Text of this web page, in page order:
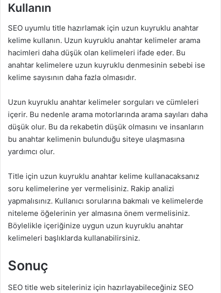
Kullanın
SEO uyumlu title hazırlamak için uzun kuyruklu anahtar
kelime kullanın. Uzun kuyruklu anahtar kelimeler arama
hacimleri daha düşük olan kelimeleri ifade eder. Bu
anahtar kelimelere uzun kuyruklu denmesinin sebebi ise
kelime sayısının daha fazla olmasıdır.
Uzun kuyruklu anahtar kelimeler sorguları ve cümleleri
içerir. Bu nedenle arama motorlarında arama sayıları daha
düşük olur. Bu da rekabetin düşük olmasını ve insanların
bu anahtar kelimenin bulunduğu siteye ulaşmasına
yardımcı olur.
Title için uzun kuyruklu anahtar kelime kullanacaksanız
soru kelimelerine yer vermelisiniz. Rakip analizi
yapmalısınız. Kullanıcı sorularına bakmalı ve kelimelerde
niteleme öğelerinin yer almasına önem vermelisiniz.
Böylelikle içeriğinize uygun uzun kuyruklu anahtar
kelimeleri başlıklarda kullanabilirsiniz.
Sonuç
SEO title web siteleriniz için hazırlayabileceğiniz SEO